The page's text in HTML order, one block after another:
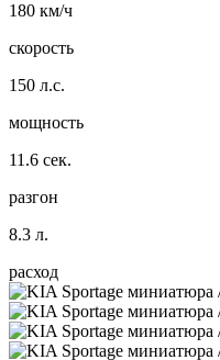
180 км/ч
скорость
150 л.с.
мощность
11.6 сек.
разгон
8.3 л.
расход